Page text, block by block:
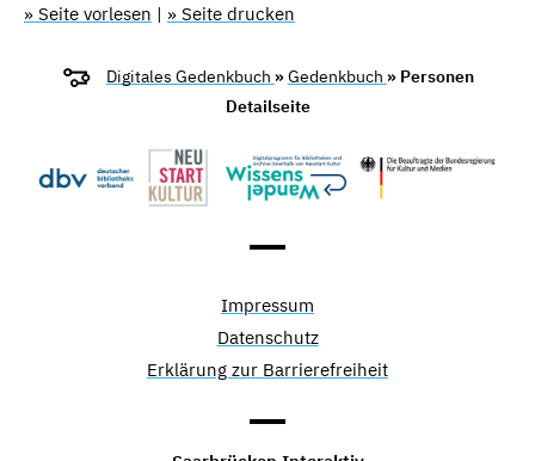
» Seite vorlesen | » Seite drucken
Digitales Gedenkbuch »Gedenkbuch » Personen
Detailseite
Impressum
Datenschutz
Erklärung zur Barrierefreiheit